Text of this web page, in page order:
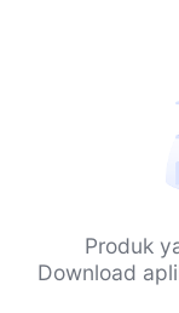
Produk
Download